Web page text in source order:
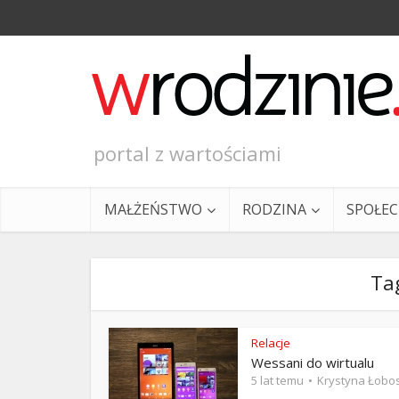
portal z wartościami
MAŁŻEŃSTWO RODZINA
Relacje
Wessani do wirtualu
5 lat temu Krystyna